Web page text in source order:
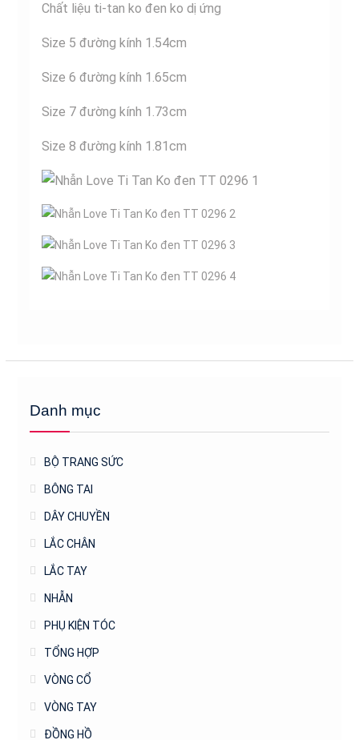
Chất liệu ti-tan ko đen ko dị ứng
Size 5 đường kính 1.54cm
Size 6 đường kính 1.65cm
Size 7 đường kính 1.73cm
Size 8 đường kính 1.81cm
Danh mục
BỘ TRANG SỨC
BÔNG TAI
DÂY CHUYỀN
LẮC CHÂN
LẮC TAY
NHẪN
PHỤ KIỆN TÓC
TỔNG HỢP
VÒNG CỔ
VÒNG TAY
ĐỒNG HỒ